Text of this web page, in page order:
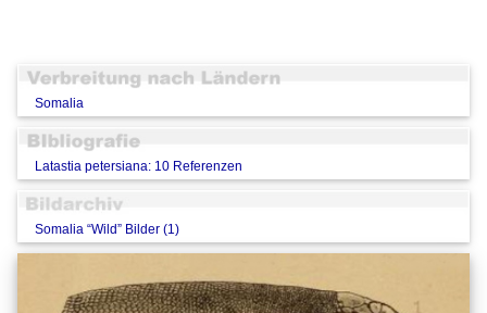
Somalia
Latastia petersiana: 10 Referenzen
Somalia “Wild” Bilder (1)